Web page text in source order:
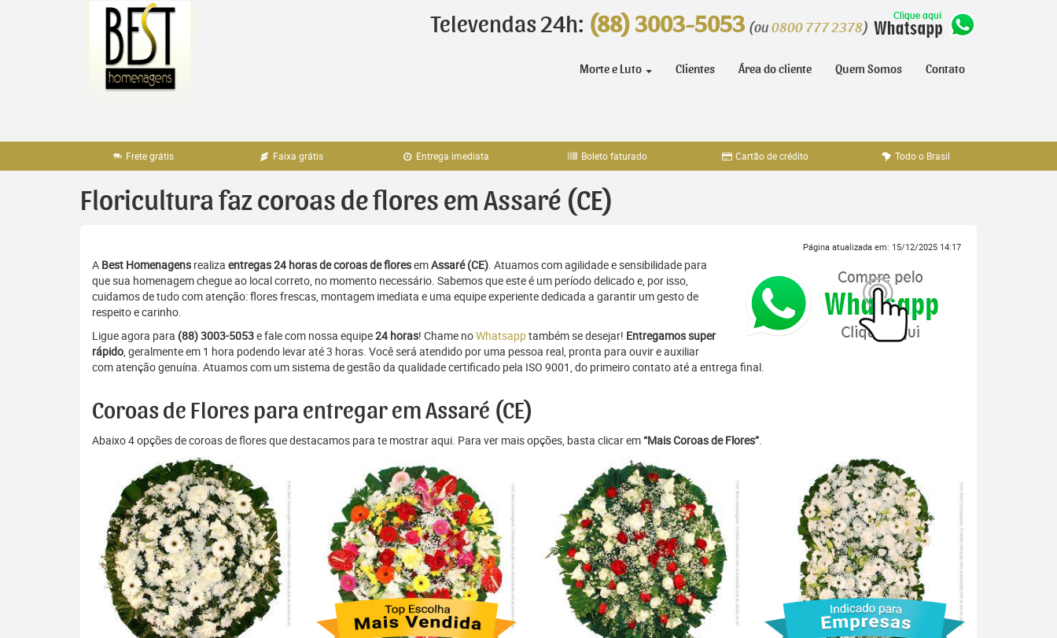
Televendas 24h: (88) 3003-5053 (ou 0800 777 2378)
Morte e Luto Clientes Área do cliente Quem Somos Contato
Frete grátis Faixa grátis Entrega imediata Boleto faturado Cartão de crédito Todo o Brasil
Floricultura faz coroas de flores em Assaré (CE)
Página atualizada em: 15/12/2025 14:17
A Best Homenagens realiza entregas 24 horas de coroas de floresemAssaré (CE). Atuamos com agilidade e sensibilidade para
que sua homenagem chegue ao local correto, no momento necessário. Sabemos que este é um período delicado e, por isso,
cuidamos de tudo com atenção: flores frescas, montagem imediata e uma equipe experiente dedicada a garantir um gesto de
respeito e carinho.
Ligue agora para (88) 3003-5053e fale com nossa equipe24 horas! Chame noWhatsapptambém se desejar! Entregamos super
rápido, geralmente em 1 hora podendo levar até 3 horas. Você será atendido por uma pessoa real, pronta para ouvir e auxiliar
com atenção genuína. Atuamos com um sistema de gestão da qualidade certificado pela ISO 9001, do primeiro contato até a entrega final.
Coroas de Flores para entregar em Assaré (CE)
Abaixo 4 opções de coroas de flores que destacamos para te mostrar aqui. Para ver mais opções, basta clicar em“Mais Coroas de Flores”.